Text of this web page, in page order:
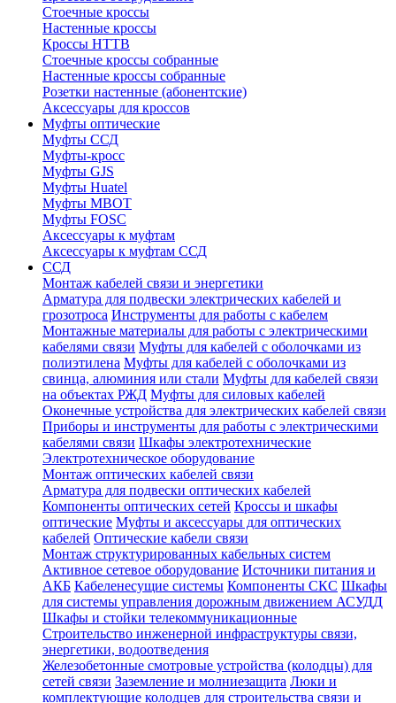
Стоечные кроссы
Настенные кроссы
Кроссы HTTB
Стоечные кроссы собранные
Настенные кроссы собранные
Розетки настенные (абонентские)
Аксессуары для кроссов
Муфты оптические
Муфты ССД
Муфты-кросс
Муфты GJS
Муфты Huatel
Муфты МВОТ
Муфты FOSC
Аксессуары к муфтам
Аксессуары к муфтам ССД
ССД
Монтаж кабелей связи и энергетики
Арматура для подвески электрических кабелей и
грозотроса Инструменты для работы с кабелем
Монтажные материалы для работы с электрическими
кабелями связи Муфты для кабелей с оболочками из
полиэтилена Муфты для кабелей с оболочками из
свинца, алюминия или стали Муфты для кабелей связи
на объектах РЖД Муфты для силовых кабелей
Оконечные устройства для электрических кабелей связи
Приборы и инструменты для работы с электрическими
кабелями связи Шкафы электротехнические
Электротехническое оборудование
Монтаж оптических кабелей связи
Арматура для подвески оптических кабелей
Компоненты оптических сетей Кроссы и шкафы
оптические Муфты и аксессуары для оптических
кабелей Оптические кабели связи
Монтаж структурированных кабельных систем
Активное сетевое оборудование Источники питания и
АКБ Кабеленесущие системы Компоненты СКС Шкафы
для системы управления дорожным движением АСУДД
Шкафы и стойки телекоммуникационные
Строительство инженерной инфраструктуры связи,
энергетики, водоотведения
Железобетонные смотровые устройства (колодцы) для
сетей связи Заземление и молниезащита Люки и
комплектующие колодцев для строительства связи и